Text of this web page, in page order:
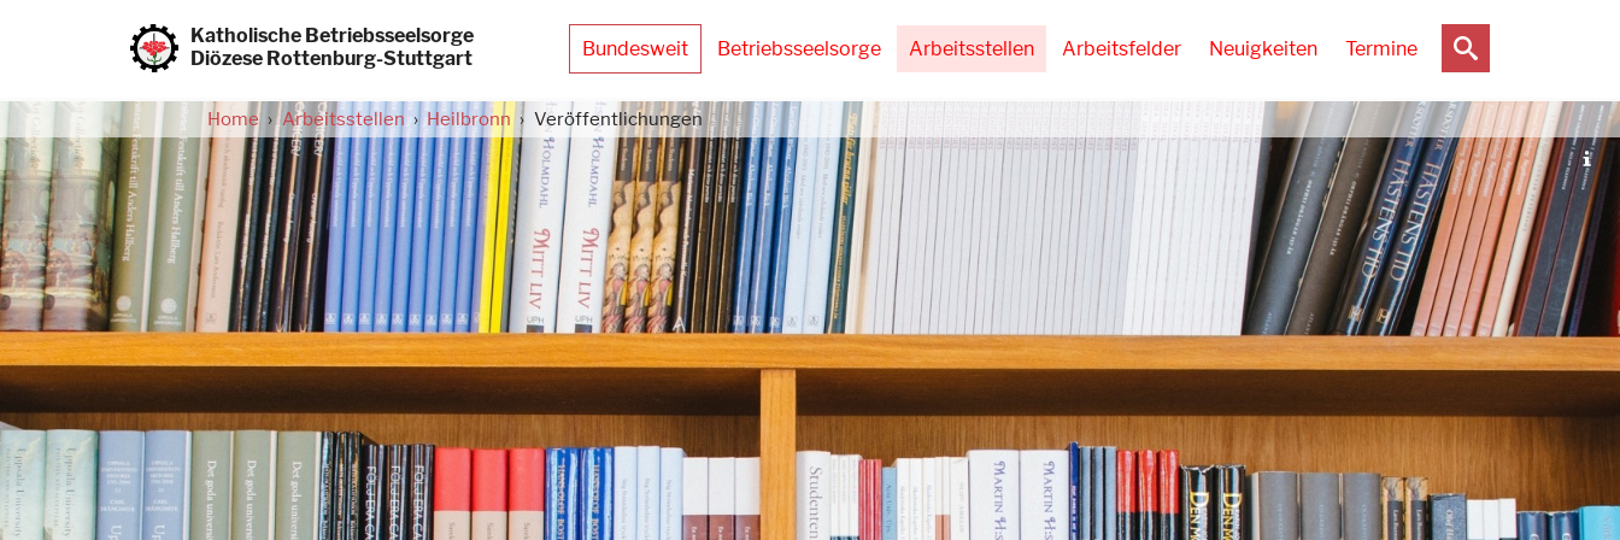
Katholische Betriebsseelsorge
Diözese Rottenburg-Stuttgart
Bundesweit Betriebsseelsorge Arbeitsstellen Arbeitsfelder Neuigkeiten Termine
Pfadnavigation
Home Arbeitsstellen Heilbronn Veröffentlichungen